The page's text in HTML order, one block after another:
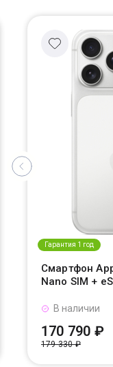
Гарантия 1 год
Смартфон
Nano SIM +
В наличии
170 790 ₽
179 330 ₽